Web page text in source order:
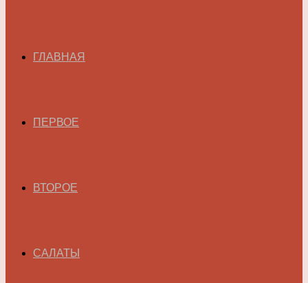
ГЛАВНАЯ
ПЕРВОЕ
ВТОРОЕ
САЛАТЫ